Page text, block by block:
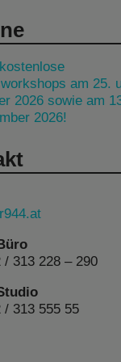
am 25.
2026 sowie am
2026!
/ 313 228 – 290
/ 313 555 55